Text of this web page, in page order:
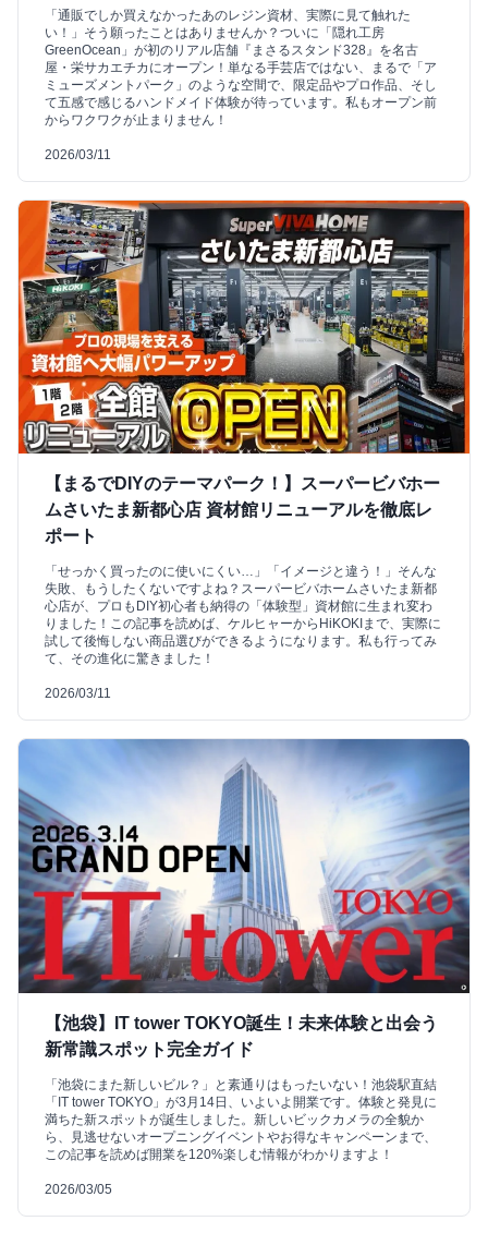
「通販でしか買えなかったあのレジン資材、実際に見て触れた
い！」そう願ったことはありませんか？ついに「隠れ工房
GreenOcean」が初のリアル店舗『まさるスタンド328』を名古
屋・栄サカエチカにオープン！単なる手芸店ではない、まるで「ア
ミューズメントパーク」のような空間で、限定品やプロ作品、そし
て五感で感じるハンドメイド体験が待っています。私もオープン前
からワクワクが止まりません！
2026/03/11
【まるでDIYのテーマパーク！】スーパービバホー
ムさいたま新都心店 資材館リニューアルを徹底レ
ポート
「せっかく買ったのに使いにくい…」「イメージと違う！」そんな
失敗、もうしたくないですよね？スーパービバホームさいたま新都
心店が、プロもDIY初心者も納得の「体験型」資材館に生まれ変わ
りました！この記事を読めば、ケルヒャーからHiKOKIまで、実際に
試して後悔しない商品選びができるようになります。私も行ってみ
て、その進化に驚きました！
2026/03/11
【池袋】IT tower TOKYO誕生！未来体験と出会う
新常識スポット完全ガイド
「池袋にまた新しいビル？」と素通りはもったいない！池袋駅直結
「IT tower TOKYO」が3月14日、いよいよ開業です。体験と発見に
満ちた新スポットが誕生しました。新しいビックカメラの全貌か
ら、見逃せないオープニングイベントやお得なキャンペーンまで、
この記事を読めば開業を120%楽しむ情報がわかりますよ！
2026/03/05